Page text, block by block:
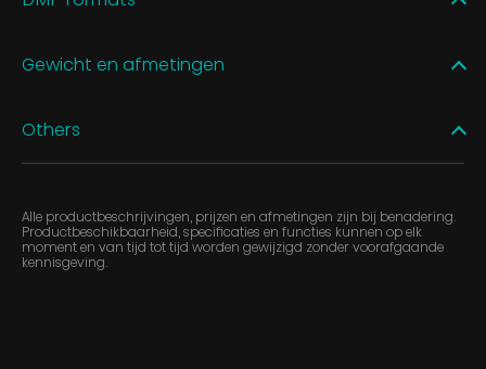
Gewicht en afmetingen
Others
Alle productbeschrijvingen, prijzen en afmetingen zijn bij benadering.
Productbeschikbaarheid, specificaties en functies kunnen op elk
moment en van tijd tot tijd worden gewijzigd zonder voorafgaande
kennisgeving.